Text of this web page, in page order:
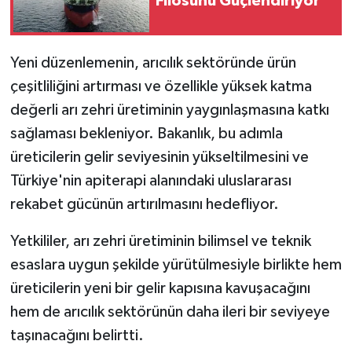
Yeni düzenlemenin, arıcılık sektöründe ürün
çeşitliliğini artırması ve özellikle yüksek katma
değerli arı zehri üretiminin yaygınlaşmasına katkı
sağlaması bekleniyor. Bakanlık, bu adımla
üreticilerin gelir seviyesinin yükseltilmesini ve
Türkiye'nin apiterapi alanındaki uluslararası
rekabet gücünün artırılmasını hedefliyor.
Yetkililer, arı zehri üretiminin bilimsel ve teknik
esaslara uygun şekilde yürütülmesiyle birlikte hem
üreticilerin yeni bir gelir kapısına kavuşacağını
hem de arıcılık sektörünün daha ileri bir seviyeye
taşınacağını belirtti.